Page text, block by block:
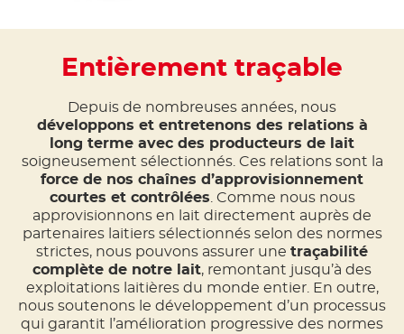
Entièrement traçable
Depuis de nombreuses années, nous
développons et entretenons des relations à
long terme avec des producteurs de lait
soigneusement sélectionnés. Ces relations sont la
force de nos chaînes d’approvisionnement
courtes et contrôlées. Comme nous nous
approvisionnons en lait directement auprès de
partenaires laitiers sélectionnés selon des normes
strictes, nous pouvons assurer une traçabilité
complète de notre lait, remontant jusqu’à des
exploitations laitières du monde entier. En outre,
nous soutenons le développement d’un processus
qui garantit l’amélioration progressive des normes